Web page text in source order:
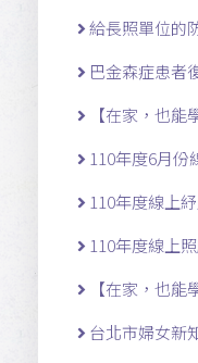
給長照單位的
巴金森症患者
【在家，也能
110年度6月份
110年度線上
110年度線上
【在家，也能
台北市婦女新